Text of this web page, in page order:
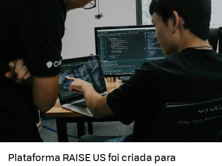
Plataforma RAISE US foi criada para